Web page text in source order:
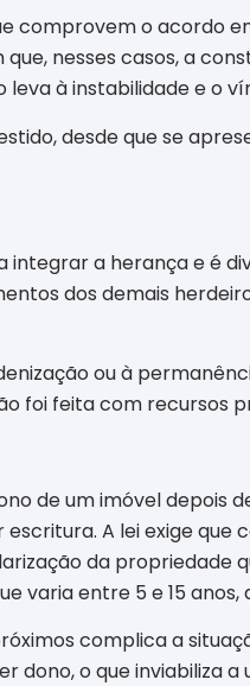
comprovem o acordo
nesses casos, a
à instabilidade e o
desde que se
a herança e é
dos demais
ou à
foi feita com recursos
de um imóvel
A lei exige
da propriedade
varia entre 5 e 15 anos,
complica a
o que inviabiliza a